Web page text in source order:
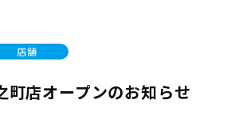
店舗
店オープンのお知らせ